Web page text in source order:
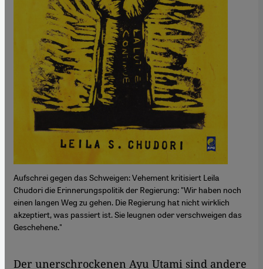
Aufschrei gegen das Schweigen: Vehement kritisiert Leila
Chudori die Erinnerungspolitik der Regierung: "Wir haben noch
einen langen Weg zu gehen. Die Regierung hat nicht wirklich
akzeptiert, was passiert ist. Sie leugnen oder verschweigen das
Geschehene."
Der unerschrockenen Ayu Utami sind andere